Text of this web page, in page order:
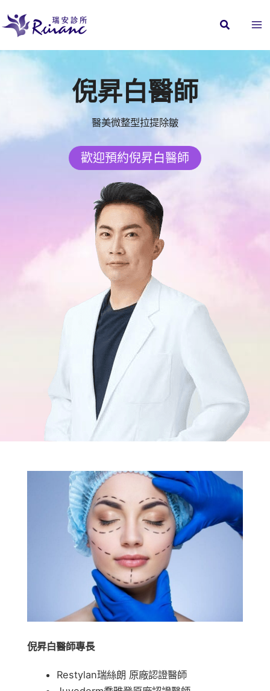
至
要
倪昇白醫師
醫美微整型拉提除皺
歡迎預約倪昇白醫師
倪昇白醫師專長
Restylan瑞絲朗 原廠認證醫師